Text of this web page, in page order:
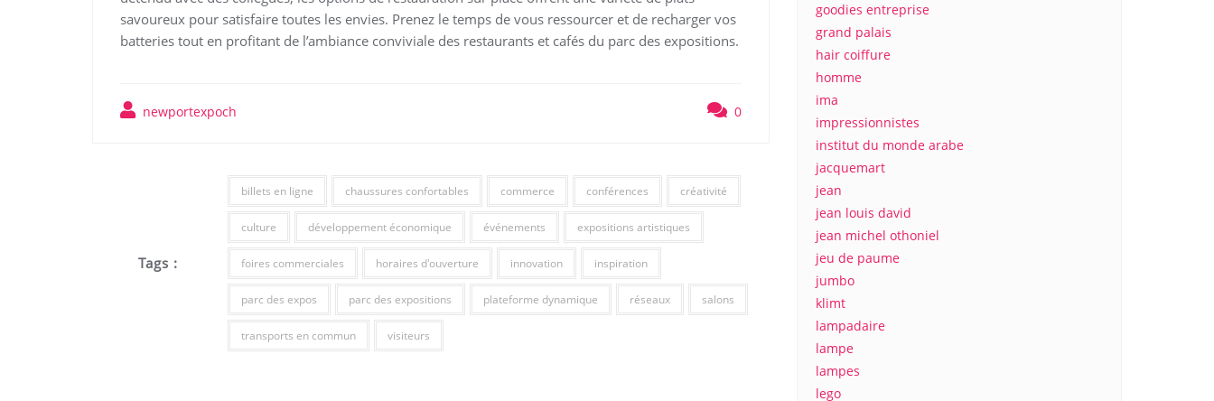
savoureux pour satisfaire toutes les envies. Prenez le temps de vous ressourcer et de recharger vos
batteries tout en profitant de l’ambiance conviviale des restaurants et cafés du parc des expositions.
newportexpoch 0
Tags :
billets en ligne chaussures confortables commerce conférences créativité
culture développement économique événements expositions artistiques
foires commerciales horaires d'ouverture innovation inspiration
parc des expos parc des expositions plateforme dynamique réseaux salons
transports en commun visiteurs
goodies entreprise
grand palais
hair coiffure
homme
ima
impressionnistes
institut du monde arabe
jacquemart
jean
jean louis david
jean michel othoniel
jeu de paume
jumbo
klimt
lampadaire
lampe
lampes
lego